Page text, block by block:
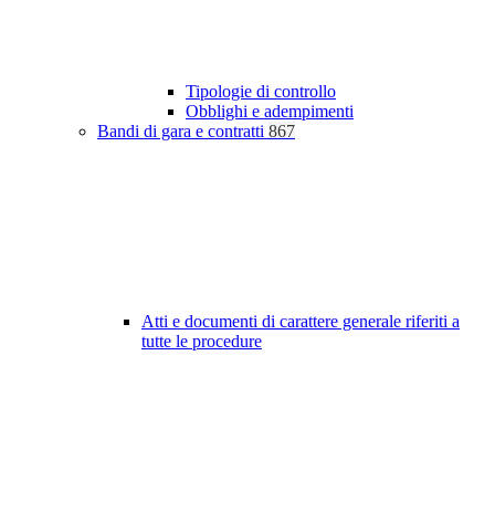
Tipologie di controllo
Obblighi e adempimenti
Bandi di gara e contratti 867
Atti e documenti di carattere generale riferiti a
tutte le procedure